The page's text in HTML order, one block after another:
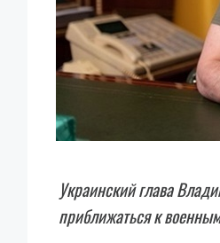
Украинский глава
приближаться к